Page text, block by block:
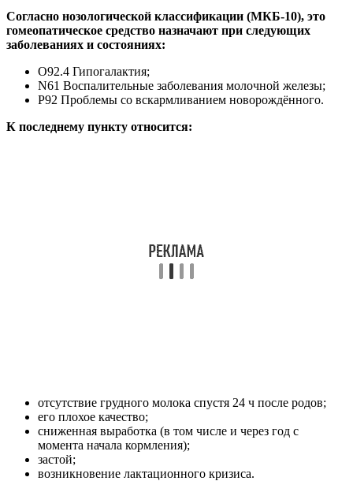
Согласно нозологической классификации (МКБ-10), это
гомеопатическое средство назначают при следующих
заболеваниях и состояниях:
О92.4 Гипогалактия;
N61 Воспалительные заболевания молочной железы;
Р92 Проблемы со вскармливанием новорождённого.
К последнему пункту относится:
отсутствие грудного молока спустя 24 ч после родов;
его плохое качество;
сниженная выработка (в том числе и через год с
момента начала кормления);
застой;
возникновение лактационного кризиса.